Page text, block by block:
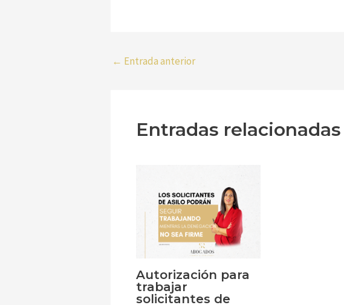
← Entrada anterior
Entradas relacionadas
Autorización para
trabajar
solicitantes de